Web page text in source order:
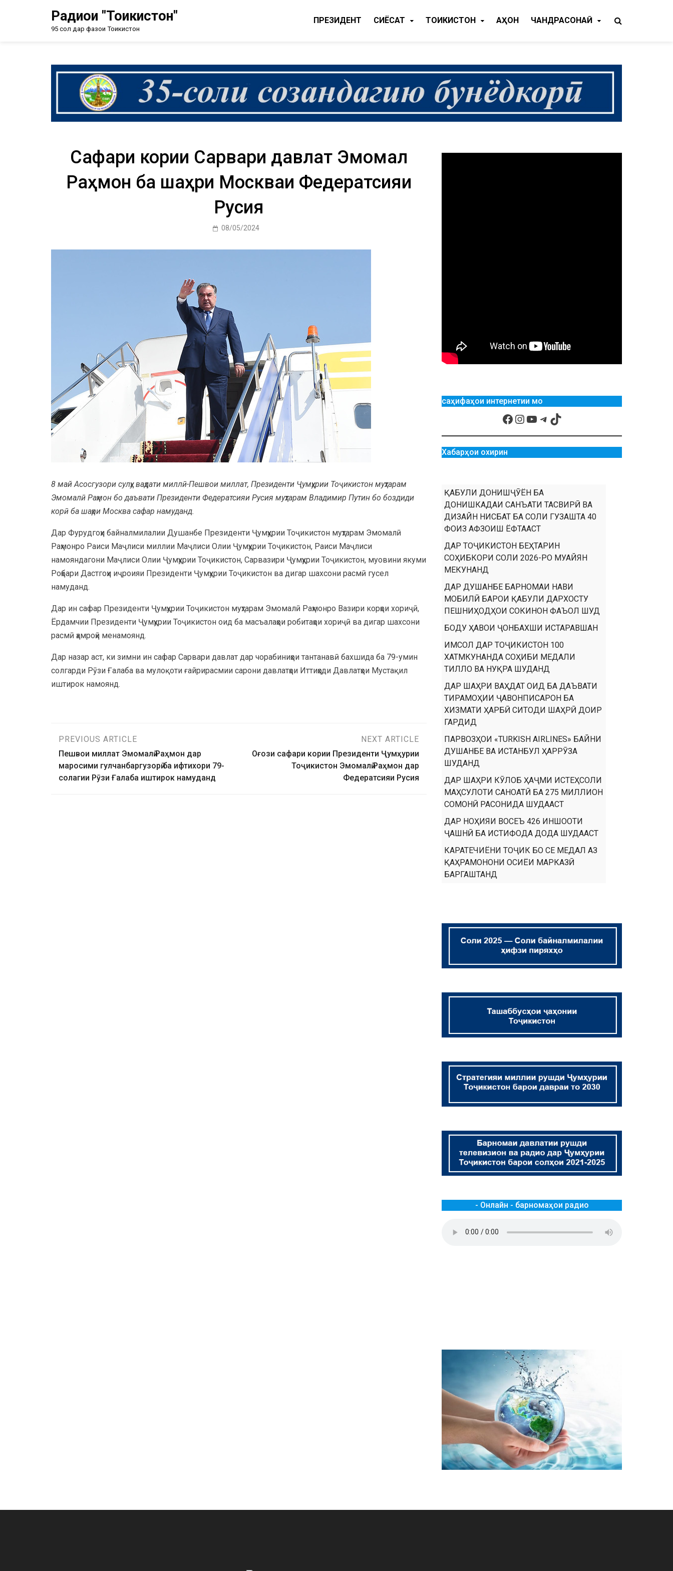
Радиои "Тоҷикистон"
95 сол дар фазои Тоҷикистон
ПРЕЗИДЕНТ CИЁСАТ ТОҶИКИСТОН ҶАҲОН ЧАНДРАСОНАӢ
Сафари кории Сарвари давлат Эмомалӣ
Раҳмон ба шаҳри Москваи Федератсияи
Русия
08/05/2024
8 май Асосгузори сулҳу ваҳдати миллӣ-Пешвои миллат, Президенти Ҷумҳурии Тоҷикистон муҳтарам
Эмомалӣ Раҳмон бо даъвати Президенти Федератсияи Русия муҳтарам Владимир Путин бо боздиди
корӣ ба шаҳри Москва сафар намуданд.
Дар Фурудгоҳи байналмилалии Душанбе Президенти Ҷумҳурии Тоҷикистон муҳтарам Эмомалӣ
Раҳмонро Раиси Маҷлиси миллии Маҷлиси Олии Ҷумҳурии Тоҷикистон, Раиси Маҷлиси
намояндагони Маҷлиси Олии Ҷумҳурии Тоҷикистон, Сарвазири Ҷумҳурии Тоҷикистон, муовини якуми
Роҳбари Дастгоҳи иҷроияи Президенти Ҷумҳурии Тоҷикистон ва дигар шахсони расмӣ гусел
намуданд.
Дар ин сафар Президенти Ҷумҳурии Тоҷикистон муҳтарам Эмомалӣ Раҳмонро Вазири корҳои хориҷӣ,
Ёрдамчии Президенти Ҷумҳурии Тоҷикистон оид ба масъалаҳои робитаҳои хориҷӣ ва дигар шахсони
расмӣ ҳамроҳӣ менамоянд.
Дар назар аст, ки зимни ин сафар Сарвари давлат дар чорабиниҳои тантанавӣ бахшида ба 79-умин
солгарди Рӯзи Ғалаба ва мулоқоти ғайрирасмии сарони давлатҳои Иттиҳоди Давлатҳои Мустақил
иштирок намоянд.
PREVIOUS ARTICLE
Пешвои миллат Эмомалӣ Раҳмон дар
маросими гулчанбаргузорӣ ба ифтихори 79-
солагии Рӯзи Ғалаба иштирок намуданд
NEXT ARTICLE
Оғози сафари кории Президенти Ҷумҳурии
Тоҷикистон Эмомалӣ Раҳмон дар
Федератсияи Русия
саҳифаҳои интернетии мо
Хабарҳои охирин
ҚАБУЛИ ДОНИШҶӮЁН БА
ДОНИШКАДАИ САНЪАТИ ТАСВИРӢ ВА
ДИЗАЙН НИСБАТ БА СОЛИ ГУЗАШТА 40
ФОИЗ АФЗОИШ ЁФТААСТ
ДАР ТОҶИКИСТОН БЕҲТАРИН
СОҲИБКОРИ СОЛИ 2026-РО МУАЙЯН
МЕКУНАНД
ДАР ДУШАНБЕ БАРНОМАИ НАВИ
МОБИЛӢ БАРОИ ҚАБУЛИ ДАРХОСТУ
ПЕШНИҲОДҲОИ СОКИНОН ФАЪОЛ ШУД
БОДУ ҲАВОИ ҶОНБАХШИ ИСТАРАВШАН
ИМСОЛ ДАР ТОҶИКИСТОН 100
ХАТМКУНАНДА СОҲИБИ МЕДАЛИ
ТИЛЛО ВА НУҚРА ШУДАНД
ДАР ШАҲРИ ВАҲДАТ ОИД БА ДАЪВАТИ
ТИРАМОҲИИ ҶАВОНПИСАРОН БА
ХИЗМАТИ ҲАРБӢ СИТОДИ ШАҲРӢ ДОИР
ГАРДИД
ПАРВОЗҲОИ «TURKISH AIRLINES» БАЙНИ
ДУШАНБЕ ВА ИСТАНБУЛ ҲАРРӮЗА
ШУДАНД
ДАР ШАҲРИ КӮЛОБ ҲАҶМИ ИСТЕҲСОЛИ
МАҲСУЛОТИ САНОАТӢ БА 275 МИЛЛИОН
СОМОНӢ РАСОНИДА ШУДААСТ
ДАР НОҲИЯИ ВОСЕЪ 426 ИНШООТИ
ҶАШНӢ БА ИСТИФОДА ДОДА ШУДААСТ
КАРАТЕЧИЁНИ ТОҶИК БО СЕ МЕДАЛ АЗ
ҚАҲРАМОНОНИ ОСИЁИ МАРКАЗӢ
БАРГАШТАНД
- Онлайн - барномаҳои радио